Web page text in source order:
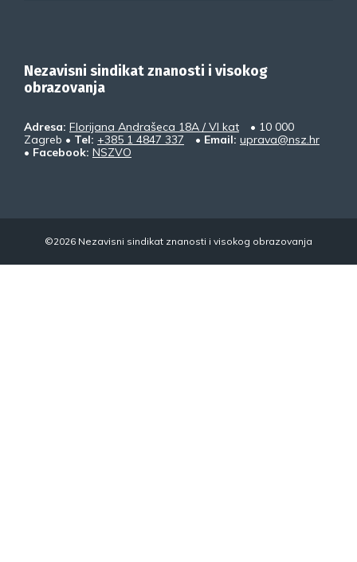
Nezavisni sindikat znanosti i visokog
obrazovanja
Adresa: Florijana Andrašeca 18A / VI kat
• 10 000
Zagreb • Tel: +385 1 4847 337 • Email: uprava@nsz.hr
• Facebook: NSZVO
©2026 Nezavisni sindikat znanosti i visokog obrazovanja